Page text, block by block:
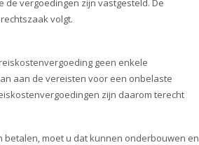
vergoedingen zijn vastgesteld. De
volgt.
geen enkele
aan de vereisten voor een onbelaste
zijn daarom terecht
moet u dat kunnen onderbouwen en